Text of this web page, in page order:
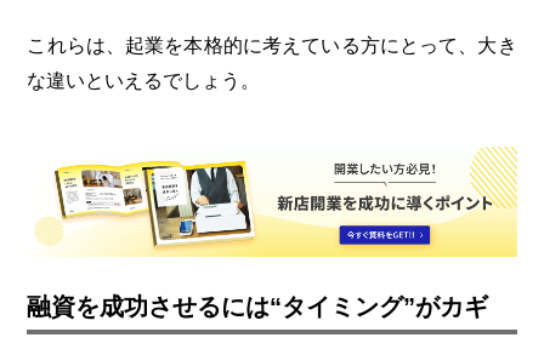
これらは、起業を本格的に考えている方にとって、大き
な違いといえるでしょう。
融資を成功させるには“タイミング”がカギ